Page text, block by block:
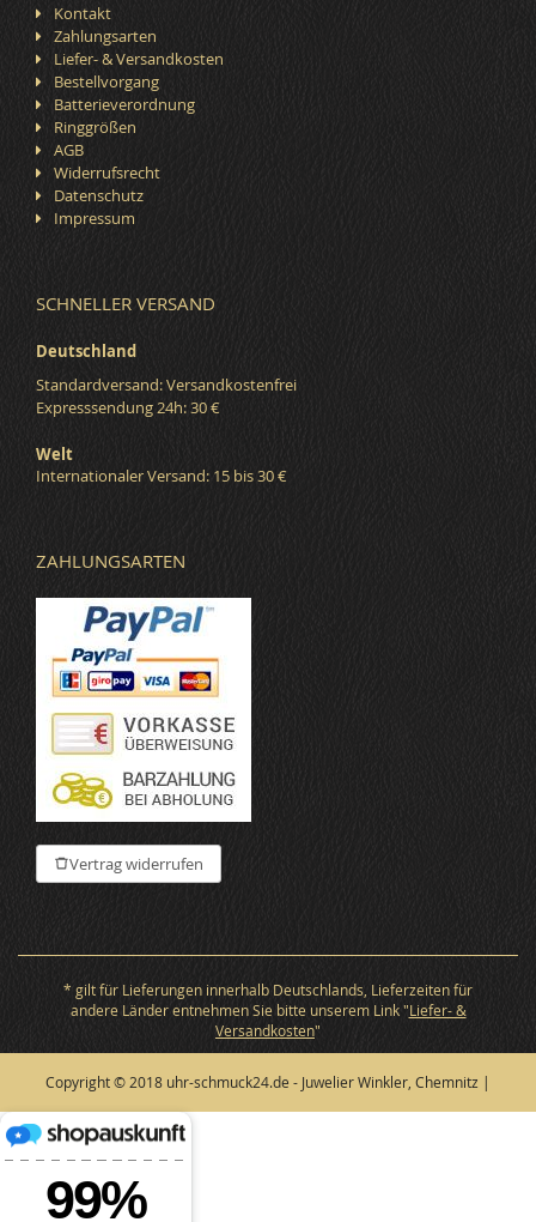
Kontakt
Zahlungsarten
Liefer- & Versandkosten
Bestellvorgang
Batterieverordnung
Ringgrößen
AGB
Widerrufsrecht
Datenschutz
Impressum
SCHNELLER VERSAND
Deutschland
Standardversand: Versandkostenfrei
Expresssendung 24h: 30 €
Welt
Internationaler Versand: 15 bis 30 €
ZAHLUNGSARTEN
Vertrag widerrufen
* gilt für Lieferungen innerhalb Deutschlands, Lieferzeiten für
andere Länder entnehmen Sie bitte unserem Link "Liefer- &
Versandkosten"
Copyright © 2018 uhr-schmuck24.de - Juwelier Winkler, Chemnitz |